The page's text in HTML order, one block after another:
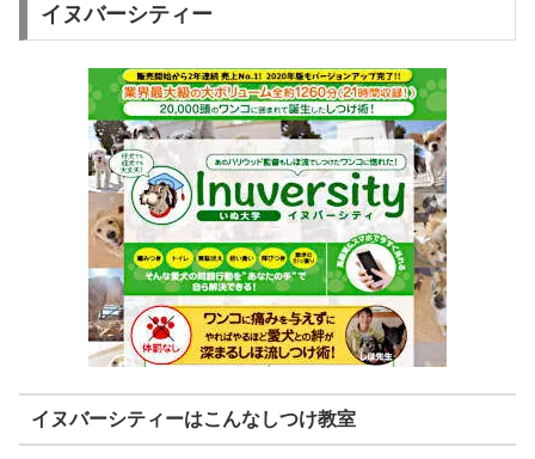
イヌバーシティー
イヌバーシティーはこんなしつけ教室